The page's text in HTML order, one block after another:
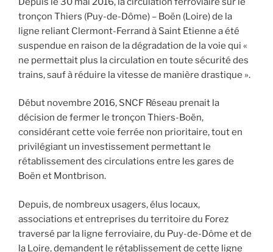
tronçon Thiers (Puy-de-Dôme) – Boën (Loire) de la
ligne reliant Clermont-Ferrand à Saint Etienne a été
suspendue en raison de la dégradation de la voie qui «
ne permettait plus la circulation en toute sécurité des
trains, sauf à réduire la vitesse de manière drastique ».
Début novembre 2016, SNCF Réseau prenait la
décision de fermer le tronçon Thiers-Boën,
considérant cette voie ferrée non prioritaire, tout en
privilégiant un investissement permettant le
rétablissement des circulations entre les gares de
Boën et Montbrison.
Depuis, de nombreux usagers, élus locaux,
associations et entreprises du territoire du Forez
traversé par la ligne ferroviaire, du Puy-de-Dôme et de
la Loire, demandent le rétablissement de cette ligne